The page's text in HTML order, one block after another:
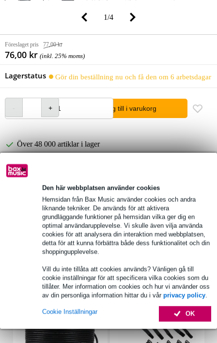
Den här webbplatsen använder cookies
Hemsidan från Bax Music använder cookies och andra
liknande tekniker. De används för att aktivera
grundläggande funktioner på hemsidan vilka ger dig en
optimal användarupplevelse. Vi skulle även vilja använda
cookies för att analysera din interaktion med webbplatsen,
detta för att kunna förbättra både dess funktionalitet och din
shoppingupplevelse.
Vill du inte tillåta att cookies används? Vänligen gå till
cookie inställningar för att specificera vilka cookies som du
tillåter. Mer information om cookies och hur vi använder oss
av din personliga information hittar du i vår privacy policy.
OK
Cookie Inställningar
1/4
Föreslaget pris 77,00 kr
76,00 kr (inkl. 25% moms)
Lagerstatus Gör din beställning nu och få den om 6 arbetsdagar
lägg till i varukorg
Över 48 000 artiklar i lager
Produktinformation
nominell effekt: 0,5 W
Max. effekt: 1 W
nominell impedans: 8 ohm
Fullständiga specifikationer
Tillbehör (7)